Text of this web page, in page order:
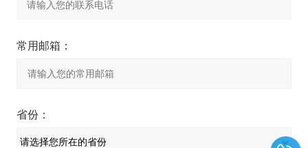
常用邮箱：
省份：